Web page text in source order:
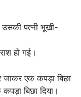
पत्नी भूखी-
हो गई।
जाकर एक कपड़ा बिछा
बिछा दिया।